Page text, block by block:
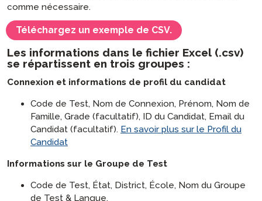
comme nécessaire.
Téléchargez un exemple de CSV.
Les informations dans le fichier Excel (.csv)
se répartissent en trois groupes :
Connexion et informations de profil du candidat
Code de Test, Nom de Connexion, Prénom, Nom de
Famille, Grade (facultatif), ID du Candidat, Email du
Candidat (facultatif). En savoir plus sur le Profil du
Candidat
Informations sur le Groupe de Test
Code de Test, État, District, École, Nom du Groupe
de Test & Langue.